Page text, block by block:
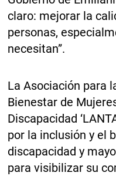
claro: mejorar la
personas,
necesitan”.
La Asociación para
Bienestar de
Discapacidad
por la inclusión y el
discapacidad y
para visibilizar su